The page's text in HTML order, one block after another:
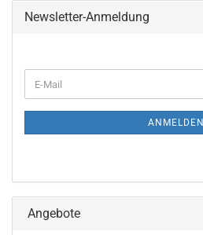
Newsletter-Anmeldung
ZUR
E-
Mail
ANMELDEN
Angebote